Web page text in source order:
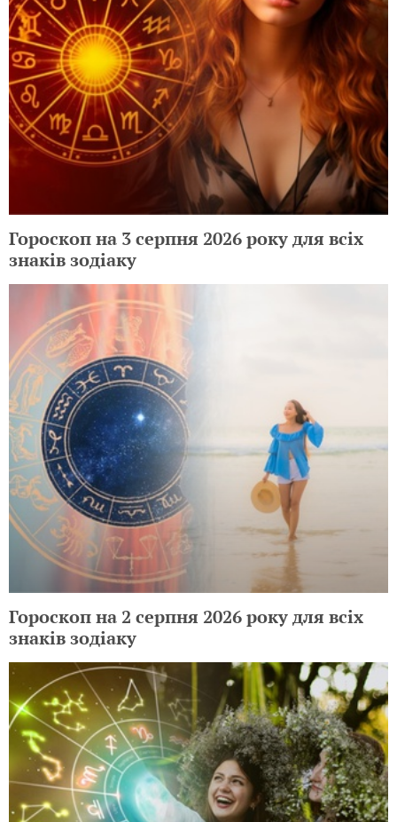
Гороскоп на 3 серпня 2026 року для всіх
знаків зодіаку
Гороскоп на 2 серпня 2026 року для всіх
знаків зодіаку